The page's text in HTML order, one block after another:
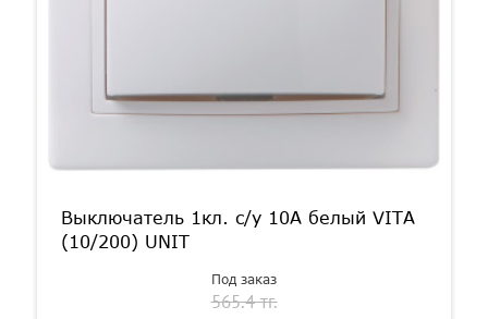
Выключатель 1кл. c/у 10А белый VITA
(10/200) UNIT
Под заказ
565.4 тг.